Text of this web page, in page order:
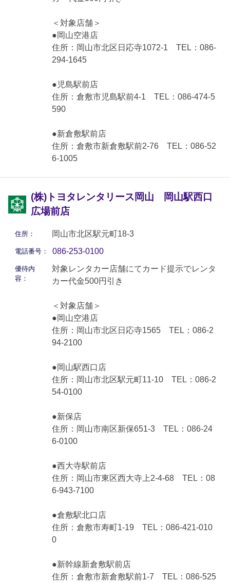
＜対象店舗＞
●岡山空港店
住所：岡山市北区日応寺1072-1 TEL：086-
294-1645
●児島駅前店
住所：倉敷市児島駅前4-1 TEL：086-474-5
590
●新倉敷駅前店
住所：倉敷市新倉敷駅前2-76 TEL：086-52
6-1005
(株)トヨタレンタリース岡山 岡山駅西口
広場前店
住所： 岡山市北区駅元町18-3
電話番号： 086-253-0100
優待内
容：
対象レンタカー店舗にてカード提示でレンタ
カー代金500円引き
＜対象店舗＞
●岡山空港店
住所：岡山市北区日応寺1565 TEL：086-2
94-2100
●岡山駅西口店
住所：岡山市北区駅元町11-10 TEL：086-2
54-0100
●新保店
住所：岡山市南区新保651-3 TEL：086-24
6-0100
●西大寺駅前店
住所：岡山市東区西大寺上2-4-68 TEL：08
6-943-7100
●倉敷駅北口店
住所：倉敷市寿町1-19 TEL：086-421-010
0
●新幹線新倉敷駅前店
住所：倉敷市新倉敷駅前1-7 TEL：086-525